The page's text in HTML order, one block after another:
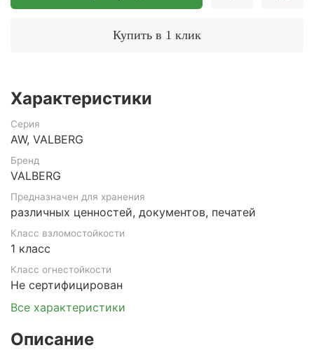
Купить в 1 клик
Характеристики
Серия
AW, VALBERG
Бренд
VALBERG
Предназначен для хранения
различных ценностей, документов, печатей
Класс взломостойкости
1 класс
Класс огнестойкости
Не сертифицирован
Все характеристики
Описание